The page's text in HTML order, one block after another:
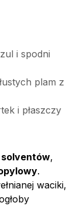
i spodni
plam z
i płaszczy
solventów,
.
waciki,